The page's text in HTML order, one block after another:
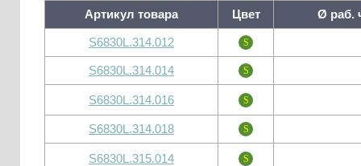
Артикул товара Цвет Ø раб.
S6830L.314.012
S6830L.314.014
S6830L.314.016
S6830L.314.018
S6830L.315.014